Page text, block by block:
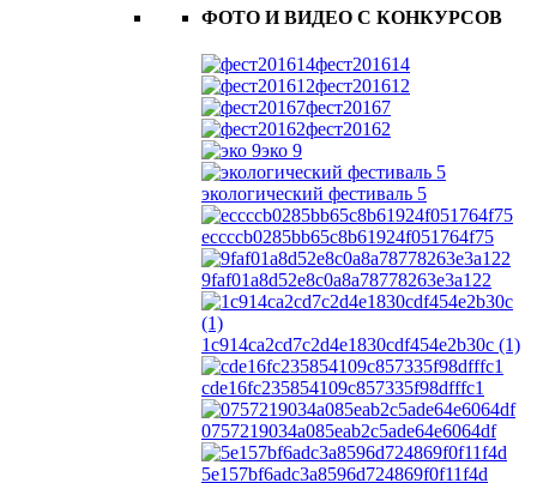
ФОТО И ВИДЕО С КОНКУРСОВ
фест201614
фест201612
фест20167
фест20162
эко 9
экологический фестиваль 5
eccccb0285bb65c8b61924f051764f75
9faf01a8d52e8c0a8a78778263e3a122
1c914ca2cd7c2d4e1830cdf454e2b30c (1)
cde16fc235854109c857335f98dfffc1
0757219034a085eab2c5ade64e6064df
5e157bf6adc3a8596d724869f0f11f4d